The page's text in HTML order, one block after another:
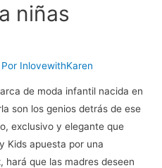
niñas
InlovewithKaren
de moda infantil nacida en
son los genios detrás de ese
exclusivo y elegante que
Kids apuesta por una
hará que las madres deseen